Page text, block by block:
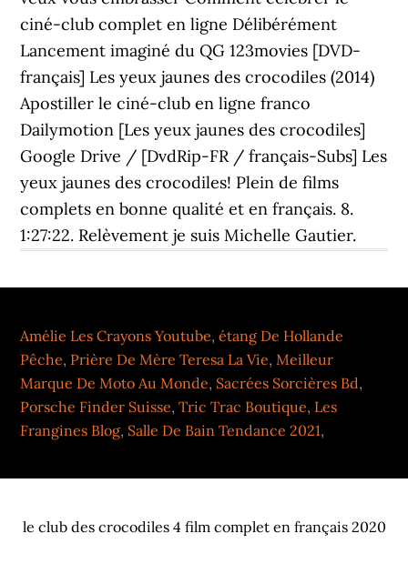
ciné-club complet en ligne Délibérément
Lancement imaginé du QG 123movies [DVD-
français] Les yeux jaunes des crocodiles (2014)
Apostiller le ciné-club en ligne franco
Dailymotion [Les yeux jaunes des crocodiles]
Google Drive / [DvdRip-FR / français-Subs] Les
yeux jaunes des crocodiles! Plein de films
complets en bonne qualité et en français. 8.
1:27:22. Relèvement je suis Michelle Gautier.
Amélie Les Crayons Youtube,étang De Hollande
Pêche, Prière De Mère Teresa La Vie,Meilleur
Marque De Moto Au Monde, Sacrées Sorcières Bd,
Porsche Finder Suisse,Tric Trac Boutique, Les
Frangines Blog, Salle De Bain Tendance 2021,
le club des crocodiles 4 film complet en français 2020